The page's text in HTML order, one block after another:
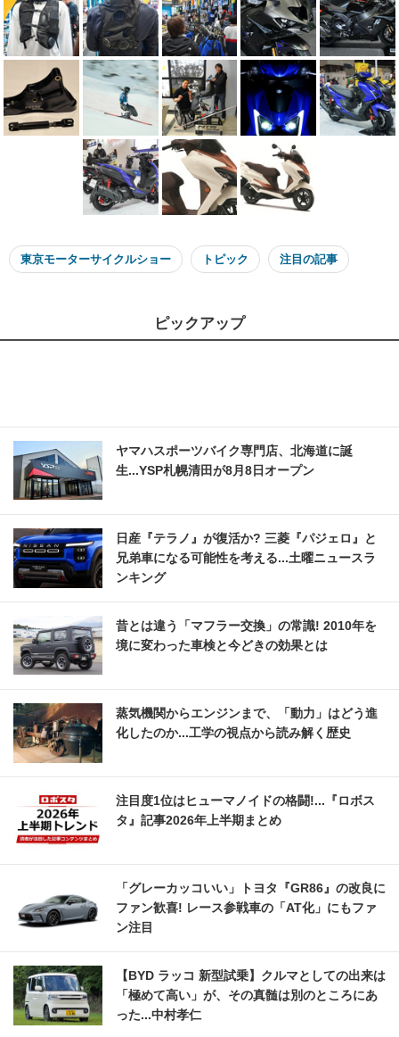
東京モーターサイクルショー トピック 注目の記事
ピックアップ
ヤマハスポーツバイク専門店、北海道に誕
生...YSP札幌清田が8月8日オープン
日産『テラノ』が復活か? 三菱『パジェロ』と
兄弟車になる可能性を考える...土曜ニュースラ
ンキング
昔とは違う「マフラー交換」の常識! 2010年を
境に変わった車検と今どきの効果とは
蒸気機関からエンジンまで、「動力」はどう進
化したのか...工学の視点から読み解く歴史
注目度1位はヒューマノイドの格闘!...『ロボス
タ』記事2026年上半期まとめ
「グレーカッコいい」トヨタ『GR86』の改良に
ファン歓喜! レース参戦車の「AT化」にもファ
ン注目
【BYD ラッコ 新型試乗】クルマとしての出来は
「極めて高い」が、その真髄は別のところにあ
った...中村孝仁